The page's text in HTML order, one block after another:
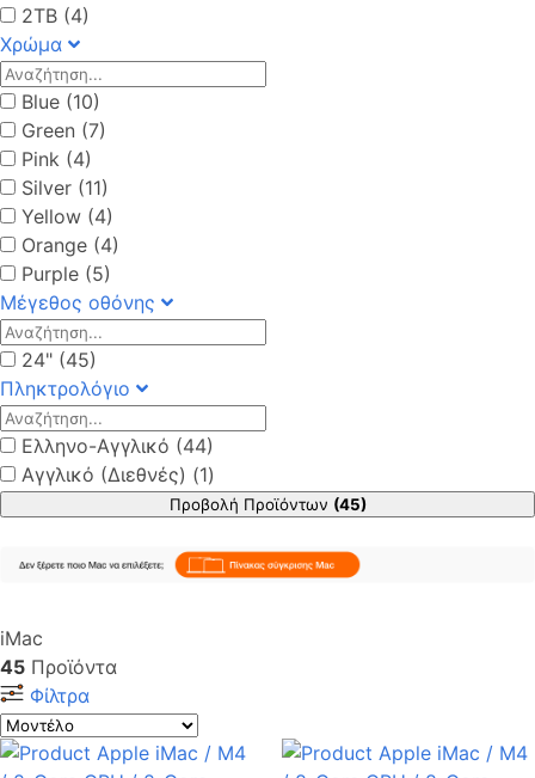
2TB (4)
Χρώμα
Blue (10)
Green (7)
Pink (4)
Silver (11)
Yellow (4)
Orange (4)
Purple (5)
Μέγεθος οθόνης
24" (45)
Πληκτρολόγιο
Ελληνο-Αγγλικό (44)
Αγγλικό (Διεθνές) (1)
Προβολή Προϊόντων (45)
iMac
45 Προϊόντα
Φίλτρα